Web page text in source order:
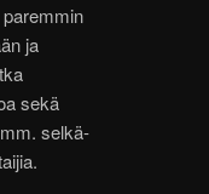
ja
sekä
selkä-